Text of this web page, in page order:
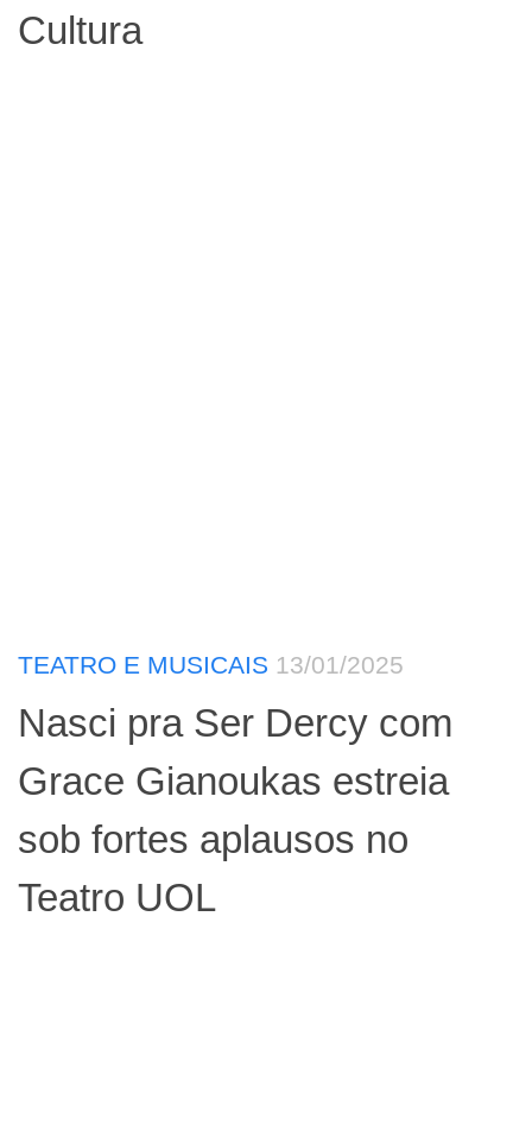
Cultura
TEATRO E MUSICAIS 13/01/2025
Nasci pra Ser Dercy com
Grace Gianoukas estreia
sob fortes aplausos no
Teatro UOL